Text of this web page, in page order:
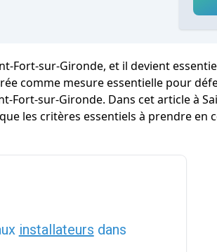
Fort-sur-Gironde, et il devient
comme mesure essentielle pour
Fort-sur-Gironde. Dans cet article à
les critères essentiels à prendre en
installateurs dans